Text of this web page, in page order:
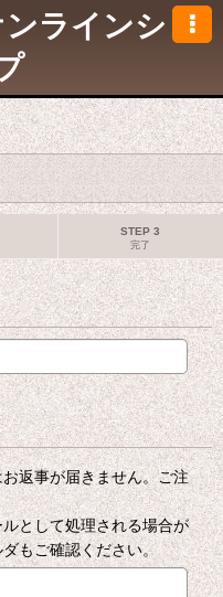
ラインシ
STEP 3
完了
返事が届きません。ご注
として処理される場合が
もご確認ください。